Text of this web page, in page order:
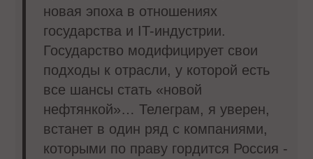
новая эпоха в отношениях
государства и IT-индустрии.
Государство модифицирует свои
подходы к отрасли, у которой есть
все шансы стать «новой
нефтянкой»… Телеграм, я уверен,
встанет в один ряд с компаниями,
которыми по праву гордится Россия -